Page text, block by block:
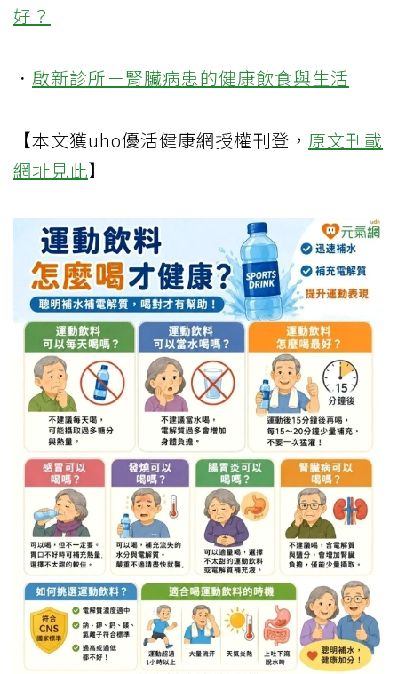
好？
． 啟新診所－腎臟病患的健康飲食與生活
【本文獲uho優活健康網授權刊登， 原文刊載
網址見此】